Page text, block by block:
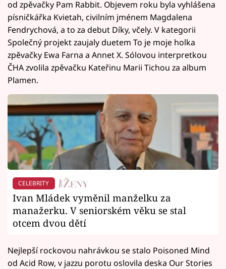
od zpěvačky Pam Rabbit. Objevem roku byla vyhlášena
písničkářka Kvietah, civilním jménem Magdalena
Fendrychová, a to za debut Díky, včely. V kategorii
Společný projekt zaujaly duetem To je moje holka
zpěvačky Ewa Farna a Annet X. Sólovou interpretkou
ČHA zvolila zpěvačku Kateřinu Marii Tichou za album
Plamen.
CELEBRITY
Ivan Mládek vyměnil manželku za
manažerku. V seniorském věku se stal
otcem dvou dětí
Nejlepší rockovou nahrávkou se stalo Poisoned Mind
od Acid Row, v jazzu porotu oslovila deska Our Stories